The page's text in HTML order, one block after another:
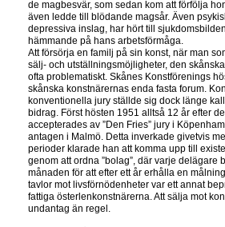
de magbesvär, som sedan kom att förfölja
även ledde till blödande magsår. Även
depressiva inslag, har hört till
hämmande på hans arbetsförmåga.
Att försörja en familj på sin konst, när man
sälj- och utställningsmöjligheter, den
ofta problematiskt. Skånes Konstförenings
skånska konstnärernas enda fasta forum.
konventionella jury ställde sig dock länge
bidrag. Först hösten 1951 alltså 12 år efter
accepterades av ”Den Fries” jury i
antagen i Malmö. Detta inverkade givetvis
perioder klarade han att komma upp till
genom att ordna ”bolag”, där varje delägare
månaden för att efter ett år erhålla en
tavlor mot livsförnödenheter var ett annat
fattiga österlenkonstnärerna. Att sälja mot
undantag än regel.